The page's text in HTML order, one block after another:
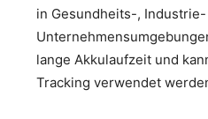
in Gesundheits-,
lange Akkulaufzeit und
Tracking verwendet